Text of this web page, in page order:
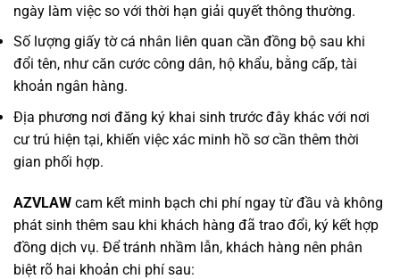
ngày làm việc so với thời hạn giải quyết thông thường.
Số lượng giấy tờ cá nhân liên quan cần đồng bộ sau khi
đổi tên, như căn cước công dân, hộ khẩu, bằng cấp, tài
khoản ngân hàng.
Địa phương nơi đăng ký khai sinh trước đây khác với nơi
cư trú hiện tại, khiến việc xác minh hồ sơ cần thêm thời
gian phối hợp.
AZVLAW cam kết minh bạch chi phí ngay từ đầu và không
phát sinh thêm sau khi khách hàng đã trao đổi, ký kết hợp
đồng dịch vụ. Để tránh nhầm lẫn, khách hàng nên phân
biệt rõ hai khoản chi phí sau: